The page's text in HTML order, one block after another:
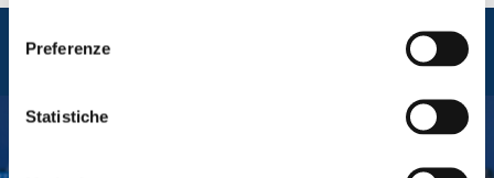
consenso
Preferenze
Statistiche